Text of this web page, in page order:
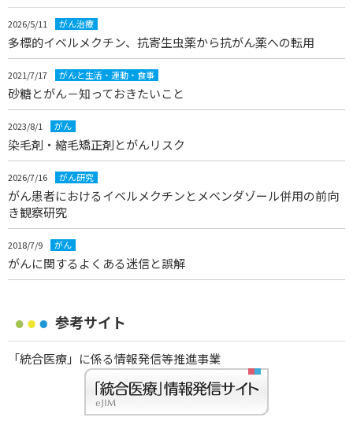
2026/5/11 がん治療
多標的イベルメクチン、抗寄生虫薬から抗がん薬への転用
2021/7/17 がんと生活・運動・食事
砂糖とがん－知っておきたいこと
2023/8/1 がん
染毛剤・縮毛矯正剤とがんリスク
2026/7/16 がん研究
がん患者におけるイベルメクチンとメベンダゾール併用の前向
き観察研究
2018/7/9 がん
がんに関するよくある迷信と誤解
参考サイト
「統合医療」に係る情報発信等推進事業